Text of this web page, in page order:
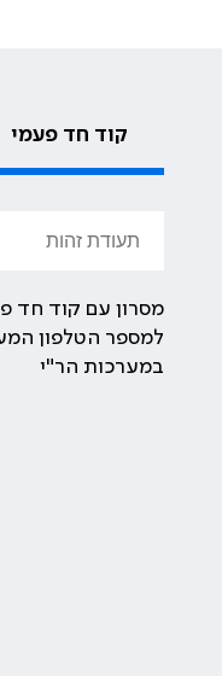
קוד חד פעמי
מסרון עם קוד חד
למספר הטלפון
במערכות הר"י